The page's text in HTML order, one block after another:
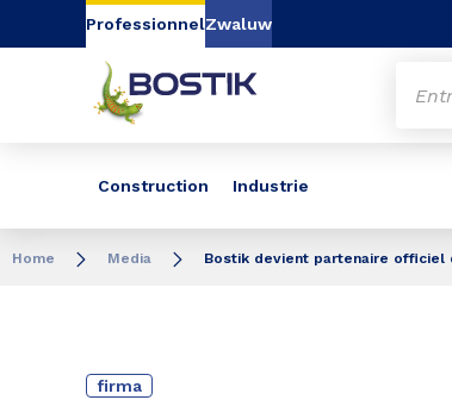
Aller au contenu Aller au menu Aller à
ProfessionnelZwaluw
Construction Industrie
Home Media Bostik devient partenaire officiel
firma